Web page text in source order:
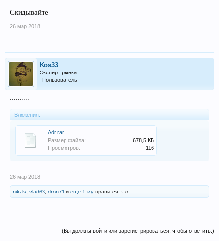
Скидывайте
26 мар 2018
Kos33
Эксперт рынка
Пользователь
..........
Вложения:
Adr.rar
Размер файла:
678,5 КБ
Просмотров:
116
26 мар 2018
nikals vlad63 dron71 и ещё 1-му нравится это.
(Вы должны войти или зарегистрироваться, чтобы ответить.)